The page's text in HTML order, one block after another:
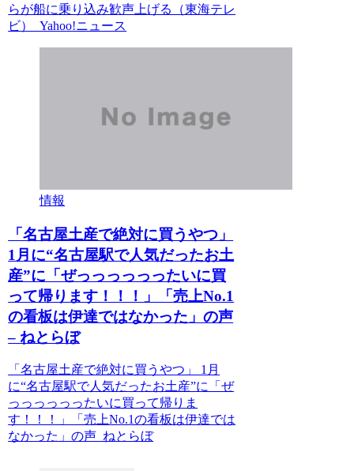
らが船に乗り込み歓声上げる（東海テレ
ビ） Yahoo!ニュース
情報
「名古屋土産で絶対に買うやつ」
1月に“名古屋駅で人気だったお土
産”に「ぜっっっっっったいに買
って帰ります！！！」「売上No.1
の看板は伊達ではなかった」の声
– ねとらぼ
「名古屋土産で絶対に買うやつ」 1月
に“名古屋駅で人気だったお土産”に「ぜ
っっっっっったいに買って帰りま
す！！！」「売上No.1の看板は伊達では
なかった」の声 ねとらぼ